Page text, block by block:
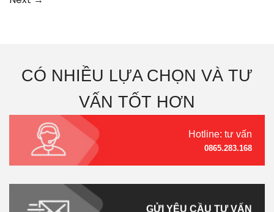
CÓ NHIỀU LỰA CHỌN VÀ TƯ
VẤN TỐT HƠN
Hotline: tư vấn
0865.283.168
GỬI YÊU CẦU TƯ VẤN